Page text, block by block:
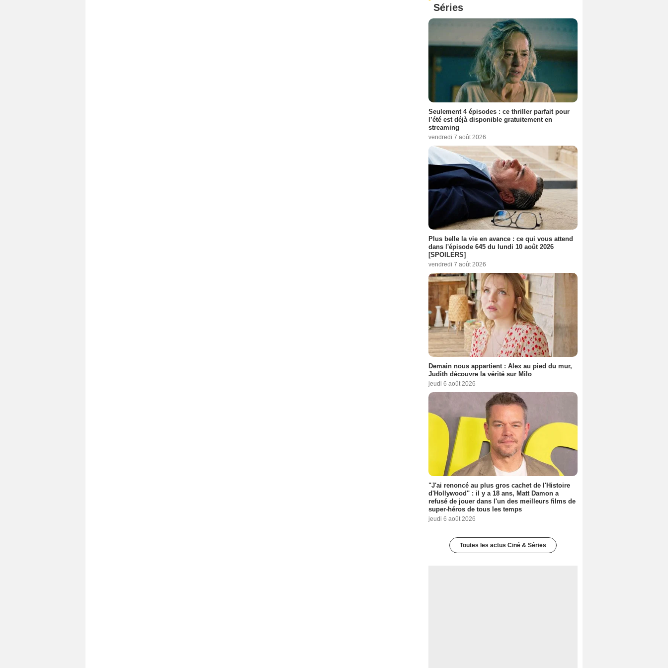
Séries
Seulement 4 épisodes : ce thriller parfait pour
l’été est déjà disponible gratuitement en
streaming
vendredi 7 août 2026
Plus belle la vie en avance : ce qui vous attend
dans l'épisode 645 du lundi 10 août 2026
[SPOILERS]
vendredi 7 août 2026
Demain nous appartient : Alex au pied du mur,
Judith découvre la vérité sur Milo
jeudi 6 août 2026
"J'ai renoncé au plus gros cachet de l'Histoire
d'Hollywood" : il y a 18 ans, Matt Damon a
refusé de jouer dans l'un des meilleurs films de
super-héros de tous les temps
jeudi 6 août 2026
Toutes les actus Ciné & Séries